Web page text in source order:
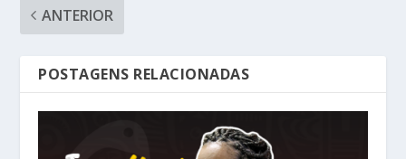
ANTERIOR
POSTAGENS RELACIONADAS